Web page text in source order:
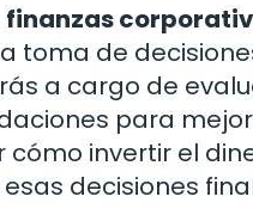
finanzas
toma de
a cargo de
para
invertir el
decisiones